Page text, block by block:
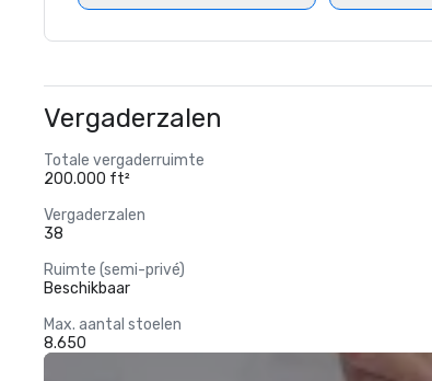
Vergaderzalen
Totale vergaderruimte
200.000 ft²
Vergaderzalen
38
Ruimte (semi-privé)
Beschikbaar
Max. aantal stoelen
8.650